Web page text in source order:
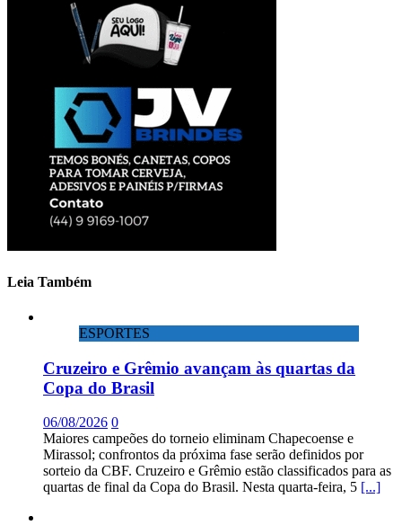
Leia Também
ESPORTES
Cruzeiro e Grêmio avançam às quartas da
Copa do Brasil
06/08/2026 0
Maiores campeões do torneio eliminam Chapecoense e
Mirassol; confrontos da próxima fase serão definidos por
sorteio da CBF. Cruzeiro e Grêmio estão classificados para as
quartas de final da Copa do Brasil. Nesta quarta-feira, 5 [...]